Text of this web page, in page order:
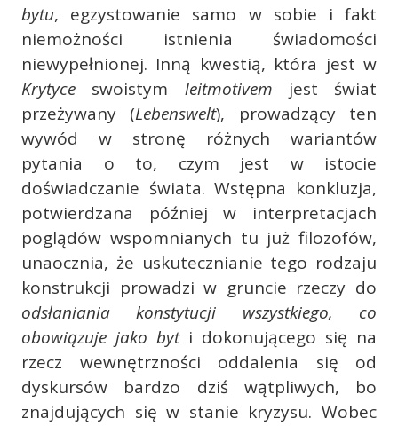
bytu, egzystowanie samo w sobie i fakt
niemożności istnienia świadomości
niewypełnionej. Inną kwestią, która jest w
Krytyce swoistym leitmotivem jest świat
przeżywany (Lebenswelt), prowadzący ten
wywód w stronę różnych wariantów
pytania o to, czym jest w istocie
doświadczanie świata. Wstępna konkluzja,
potwierdzana później w interpretacjach
poglądów wspomnianych tu już filozofów,
unaocznia, że uskutecznianie tego rodzaju
konstrukcji prowadzi w gruncie rzeczy do
odsłaniania konstytucji wszystkiego, co
obowiązuje jako byti dokonującego się na
rzecz wewnętrzności oddalenia się od
dyskursów bardzo dziś wątpliwych, bo
znajdujących się w stanie kryzysu. Wobec